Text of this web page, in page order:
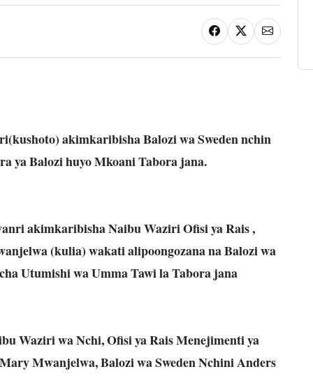
akimkaribisha Balozi wa Sweden nchin
ya Balozi huyo Mkoani Tabora jana.
akimkaribisha Naibu Waziri Ofisi ya Rais ,
(kulia) wakati alipoongozana na Balozi wa
Utumishi wa Umma Tawi la Tabora jana
Waziri wa Nchi, Ofisi ya Rais Menejimenti ya
Mwanjelwa, Balozi wa Sweden Nchini Anders